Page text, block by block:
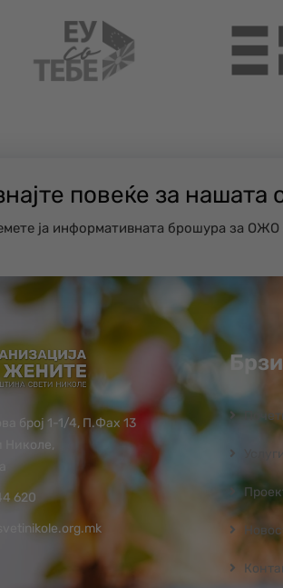
повеќе за нашата
ја информативната брошура за ОЖО
број 1-1/4, П.Фах 13
Николе,
620
Услуги